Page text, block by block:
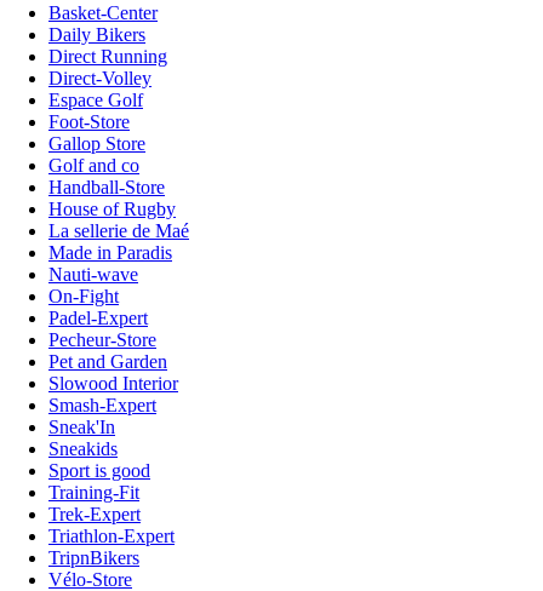
Basket-Center
Daily Bikers
Direct Running
Direct-Volley
Espace Golf
Foot-Store
Gallop Store
Golf and co
Handball-Store
House of Rugby
La sellerie de Maé
Made in Paradis
Nauti-wave
On-Fight
Padel-Expert
Pecheur-Store
Pet and Garden
Slowood Interior
Smash-Expert
Sneak'In
Sneakids
Sport is good
Training-Fit
Trek-Expert
Triathlon-Expert
TripnBikers
Vélo-Store